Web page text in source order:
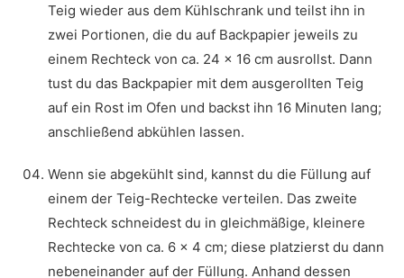
Teig wieder aus dem Kühlschrank und teilst ihn in
zwei Portionen, die du auf Backpapier jeweils zu
einem Rechteck von ca. 24 x 16 cm ausrollst. Dann
tust du das Backpapier mit dem ausgerollten Teig
auf ein Rost im Ofen und backst ihn 16 Minuten lang;
anschließend abkühlen lassen.
Wenn sie abgekühlt sind, kannst du die Füllung auf
einem der Teig-Rechtecke verteilen. Das zweite
Rechteck schneidest du in gleichmäßige, kleinere
Rechtecke von ca. 6 x 4 cm; diese platzierst du dann
nebeneinander auf der Füllung. Anhand dessen